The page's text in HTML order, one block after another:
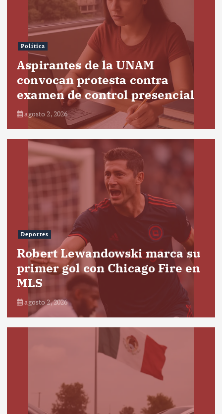
Política
Aspirantes de la UNAM
convocan protesta contra
examen de control presencial
agosto 2, 2026
Deportes
Robert Lewandowski marca su
primer gol con Chicago Fire en
MLS
agosto 2, 2026